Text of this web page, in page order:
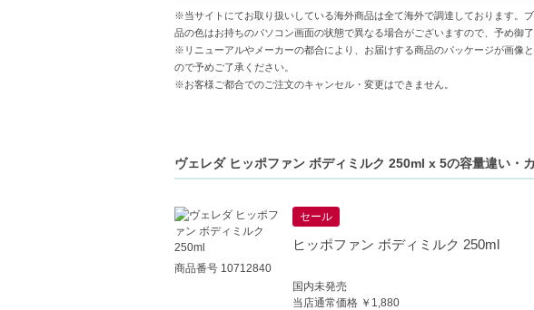
【こんな方へおすすめ】
乾燥による肌のつっぱり感が気になる方
自然派成分を使用したボディケアをお探しの方
※当サイトにてお取り扱いしている海外商品は全て海外で調達しております。
品の色はお持ちのパソコン画面の状態で異なる場合がございますので、予め御了
※リニューアルやメーカーの都合により、お届けする商品のパッケージが画像
ので予めご了承ください。
※お客様ご都合でのご注文のキャンセル・変更はできません。
ヴェレダ ヒッポファン ボディミルク 250ml x 5の容量違い・
商品番号 10712840
セール
ヒッポファン ボディミルク 250ml
国内未発売
当店通常価格 ￥1,880